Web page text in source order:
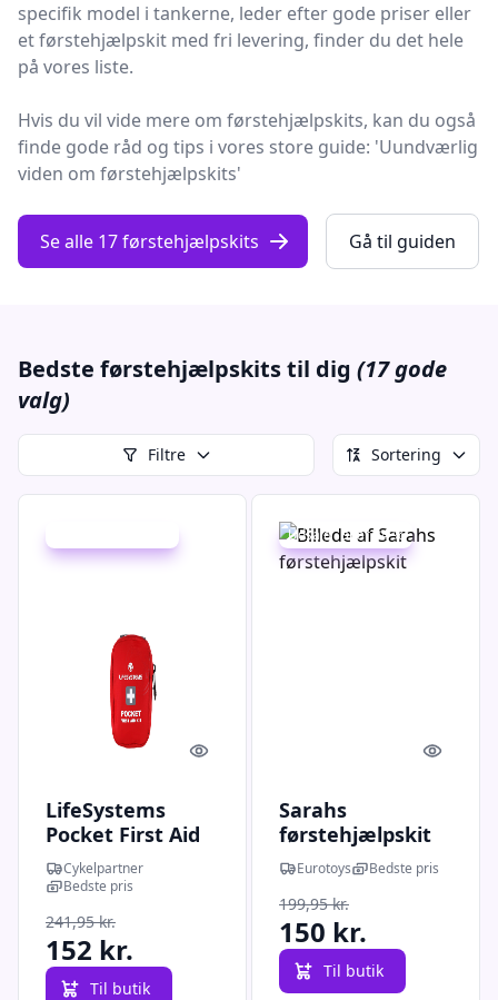
specifik model i tankerne, leder efter gode priser eller
et førstehjælpskit med fri levering, finder du det hele
på vores liste.
Hvis du vil vide mere om førstehjælpskits, kan du også
finde gode råd og tips i vores store guide: 'Uundværlig
viden om førstehjælpskits'
Se alle 17 førstehjælpskits Gå til guiden
Bedste førstehjælpskits til dig (17 gode
valg)
Filtre Sortering
Quick look
LifeSystems
Pocket First Aid
Kit -
Førstehjælpskit -
Cykelpartner
Bedste pris
241,95 kr.
152 kr.
Til butik
Udsalg - spar 24 %
Quick
Sarahs
førstehjælpskit
Eurotoys Bedste pris
199,95 kr.
150 kr.
Til butik